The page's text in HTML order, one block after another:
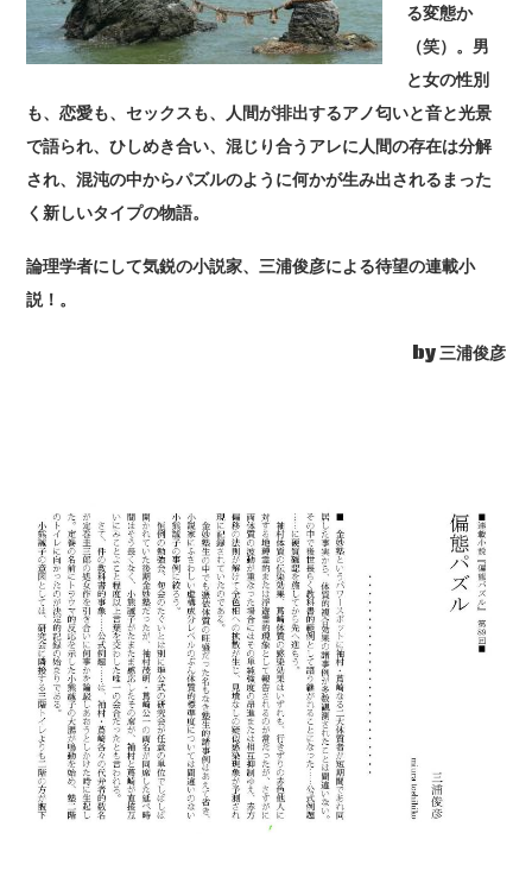
る変態か
（笑）。男
と女の性別
も、恋愛も、セックスも、人間が排出するアノ匂いと音と光景
で語られ、ひしめき合い、混じり合うアレに人間の存在は分解
され、混沌の中からパズルのように何かが生み出されるまった
く新しいタイプの物語。
論理学者にして気鋭の小説家、三浦俊彦による待望の連載小
説！。
by 三浦俊彦